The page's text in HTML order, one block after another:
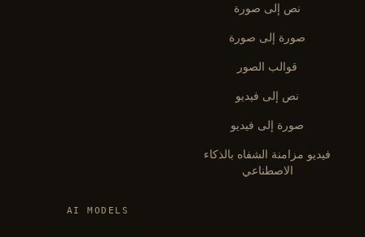
نص إلى صورة
صورة إلى صورة
قوالب الصور
نص إلى فيديو
صورة إلى فيديو
فيديو مزامنة الشفاه بالذكاء
الاصطناعي
AI MODELS